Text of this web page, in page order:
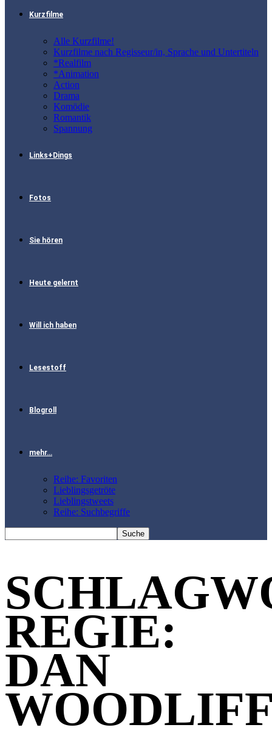
Kurzfilme
Alle Kurzfilme!
Kurzfilme nach Regisseur/in, Sprache und Untertiteln
*Realfilm
*Animation
Action
Drama
Komödie
Romantik
Spannung
Links+Dings
Fotos
Sie hören
Heute gelernt
Will ich haben
Lesestoff
Blogroll
mehr…
Reihe: Favoriten
Lieblingsgetröte
Lieblingstweets
Reihe: Suchbegriffe
REGIE:
DAN